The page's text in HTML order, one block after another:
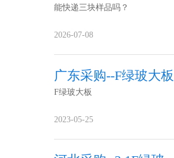
能快递三块样品吗？
2026-07-08
广东采购--F绿玻大板
F绿玻大板
2023-05-25